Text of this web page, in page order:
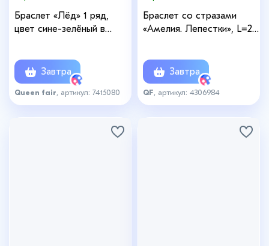
Браслет «Лёд» 1 ряд,
цвет сине-зелёный в
Завтра
Queen fair , артикул: 7415080
Браслет со стразами
«Амелия. Лепестки», L=23
Завтра
QF , артикул: 4306984